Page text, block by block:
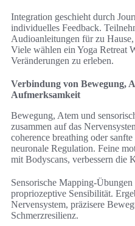
Integration geschieht durch
individuelles Feedback.
Audioanleitungen für zu
Viele wählen ein Yoga Retreat
Veränderungen zu erleben.
Verbindung von Bewegung,
Aufmerksamkeit
Bewegung, Atem und
zusammen auf das
coherence breathing oder
neuronale Regulation. Feine
mit Bodyscans, verbessern die
Sensorische Mapping-
propriozeptive Sensibilität.
Nervensystem, präzisere
Schmerzresilienz.